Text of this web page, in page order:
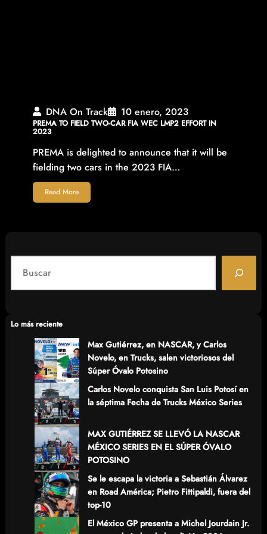
DNA On Track 10 enero, 2023
PREMA TO FIELD TWO-CAR FIA WEC LMP2 EFFORT IN
2023
PREMA is delighted to announce that it will be
fielding two cars in the 2023 FIA…
Read More
a
cLo más reciente
Max Gutiérrez, en NASCAR, y Carlos
Novelo, en Trucks, salen victoriosos del
Súper Óvalo Potosino
Carlos Novelo conquista San Luis Potosí en
la séptima Fecha de Trucks México Series
MAX GUTIÉRREZ SE LLEVÓ LA NASCAR
MÉXICO SERIES EN EL SÚPER ÓVALO
POTOSINO
Se le escapa la victoria a Sebastián Álvarez
en Road América; Pietro Fittipaldi, fuera del
top-10
El México GP presenta a Michel Jourdain Jr.